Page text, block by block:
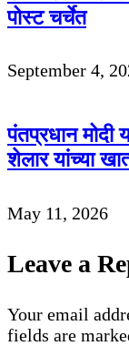
पोस्ट चर्चेत
September 4,
पंतप्रधान मोदी
शेलार यांच्या
May 11, 2026
Leave a
Your email
fields are